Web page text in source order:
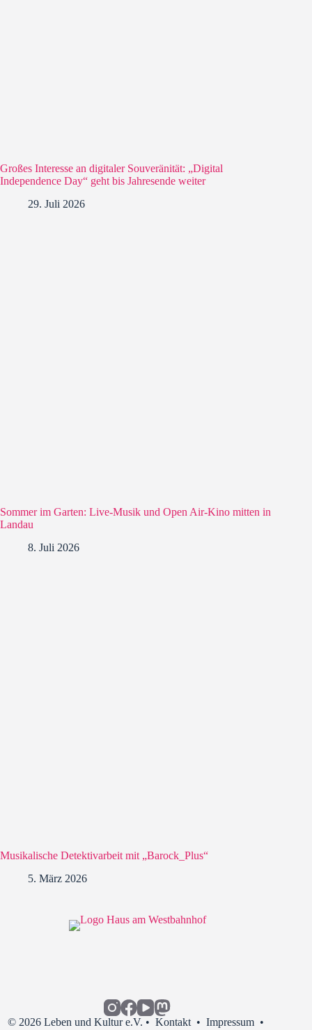
Großes Interesse an digitaler Souveränität: „Digital
Independence Day“ geht bis Jahresende weiter
29. Juli 2026
Sommer im Garten: Live-Musik und Open Air-Kino mitten in
Landau
8. Juli 2026
Musikalische Detektivarbeit mit „Barock_Plus“
5. März 2026
© 2026 Leben und Kultur e.V. •Kontakt •Impressum •